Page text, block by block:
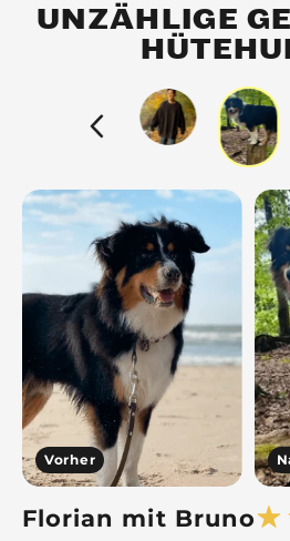
UNZÄHLIGE
Vorher
Florian mit Bruno